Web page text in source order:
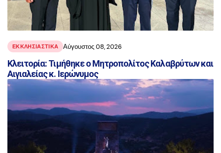
ΕΚΚΛΗΣΙΑΣΤΙΚΑ Αύγουστος 08, 2026
Κλειτορία: Τιμήθηκε ο Μητροπολίτος Καλαβρύτων και
Αιγιαλείας κ. Ιερώνυμος